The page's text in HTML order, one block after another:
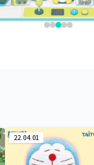
22.04.01